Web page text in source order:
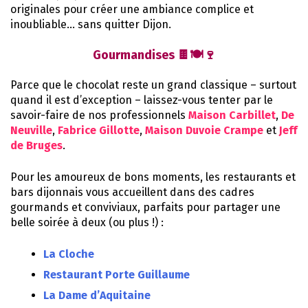
originales pour créer une ambiance complice et
inoubliable… sans quitter Dijon.
Gourmandises 🍫🍽️🍷
Parce que le chocolat reste un grand classique – surtout
quand il est d’exception – laissez-vous tenter par le
savoir-faire de nos professionnels Maison Carbillet, De
Neuville, Fabrice Gillotte, Maison Duvoie Crampe et Jeff
de Bruges.
Pour les amoureux de bons moments, les restaurants et
bars dijonnais vous accueillent dans des cadres
gourmands et conviviaux, parfaits pour partager une
belle soirée à deux (ou plus !) :
La Cloche
Restaurant Porte Guillaume
La Dame d’Aquitaine